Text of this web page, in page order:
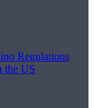
Regulations
the US